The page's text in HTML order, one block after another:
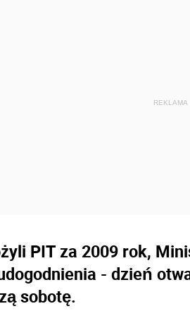
PIT za 2009 rok,
- dzień
sobotę.